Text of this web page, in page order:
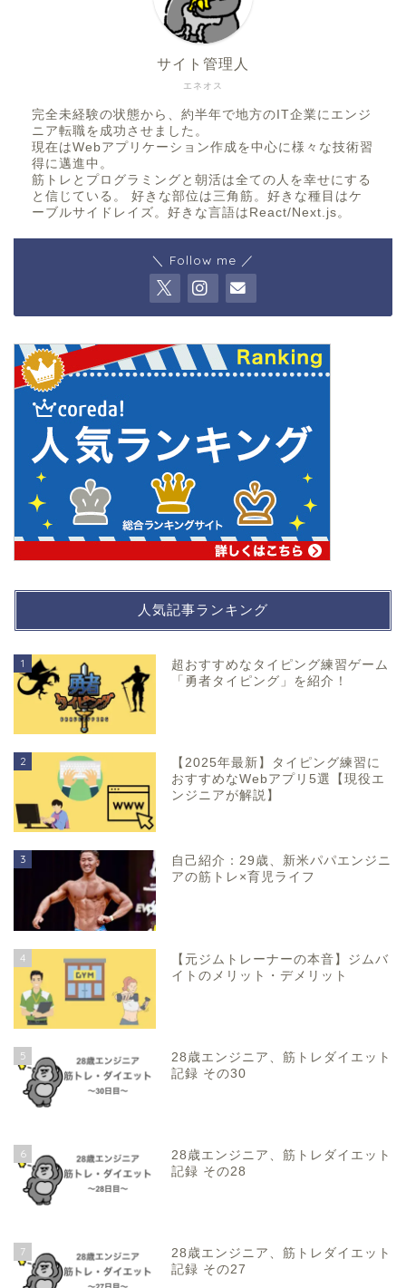
エネオス
サイト管理人
完全未経験の状態から、約半年で地方のIT企業にエンジ
ニア転職を成功させました。
現在はWebアプリケーション作成を中心に様々な技術習
得に邁進中。
筋トレとプログラミングと朝活は全ての人を幸せにする
と信じている。 好きな部位は三角筋。好きな種目はケ
ーブルサイドレイズ。好きな言語はReact/Next.js。
＼ Follow me ／
人気記事ランキング
1
超おすすめなタイピング練習ゲーム
「勇者タイピング」を紹介！
2
【2025年最新】タイピング練習に
おすすめなWebアプリ5選【現役エ
ンジニアが解説】
3
自己紹介：29歳、新米パパエンジニ
アの筋トレ×育児ライフ
4
【元ジムトレーナーの本音】ジムバ
イトのメリット・デメリット
5
28歳エンジニア、筋トレダイエット
記録 その30
6
28歳エンジニア、筋トレダイエット
記録 その28
7
28歳エンジニア、筋トレダイエット
記録 その27